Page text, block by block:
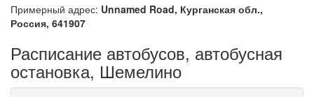
Примерный адрес: Unnamed Road, Курганская обл.,
Россия, 641907
Расписание автобусов, автобусная
остановка, Шемелино